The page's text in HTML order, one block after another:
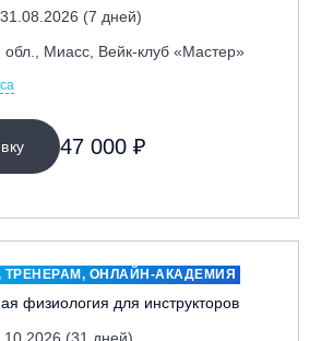
(7 дней)
обл., Миасс, Вейк-клуб «Мастер»
47 000 ₽
ТРЕНЕРАМ, ОНЛАЙН-АКАДЕМИЯ
физиология для инструкторов